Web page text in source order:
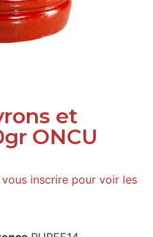
et
ONCU
inscrire pour voir les